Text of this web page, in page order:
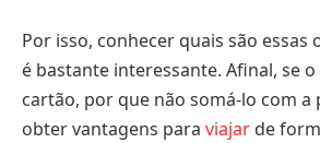
Por isso, conhecer quais são essas
é bastante interessante. Afinal, se
cartão, por que não somá-lo com a
obter vantagens para viajar de